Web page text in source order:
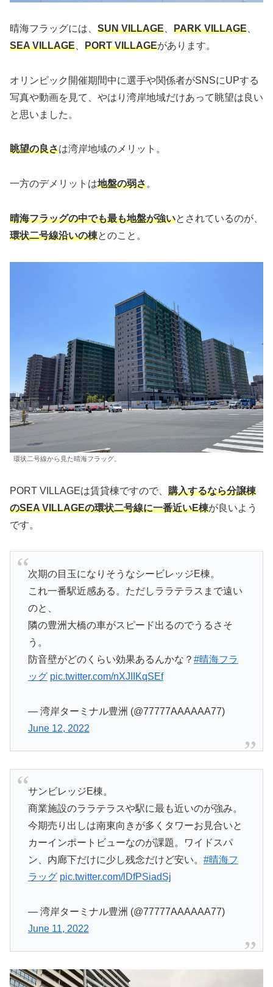
晴海フラッグには、 SUN VILLAGE PARK VILLAGE
SEA VILLAGE
PORT VILLAGEがあります。
オリンピック開催期間中に選手や関係者がSNSにUPする
写真や動画を見て、やはり湾岸地域だけあって眺望は良い
と思いました。
眺望の良さは湾岸地域のメリット。
一方のデメリットは地盤の弱さ。
晴海フラッグの中でも最も地盤が強いとされているのが、
環状二号線沿いの棟とのこと。
環状二号線から見た晴海フラッグ。
PORT VILLAGEは賃貸棟ですので、 購入するなら分譲棟
のSEA VILLAGEの環状二号線に一番近いE棟が良いよう
です。
次期の目玉になりそうなシービレッジE棟。
これ一番駅近感ある。ただしララテラスまで遠い
のと、
隣の豊洲大橋の車がスピード出るのでうるさそ
う。
防音壁がどのくらい効果あるんかな？ #晴海フラ
ッグ pic.twitter.com/nXJIIKqSEf
— 湾岸ターミナル豊洲 (@77777AAAAAA77)
June 12, 2022
サンビレッジE棟。
商業施設のララテラスや駅に最も近いのが強み。
今期売り出しは南東向きが多くタワーお見合いと
カーインポートビューなのが課題。ワイドスパ
ン、内廊下だけに少し残念だけど安い。 #晴海フ
ラッグ pic.twitter.com/lDfPSiadSj
— 湾岸ターミナル豊洲 (@77777AAAAAA77)
June 11, 2022